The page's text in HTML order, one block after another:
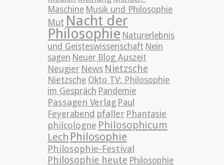
Maschine Musik und Philosophie
Mut Nacht der
Philosophie Naturerlebnis
und Geisteswissenschaft Nein
sagen Neuer Blog Auszeit
Neugier News Nietzsche
Nietzsche Okto TV: Philosophie
im Gespräch Pandemie
Passagen Verlag Paul
Feyerabend pfaller Phantasie
philcologne Philosophicum
Lech Philosophie
Philosophie-Festival
Philosophie heute Philosophie